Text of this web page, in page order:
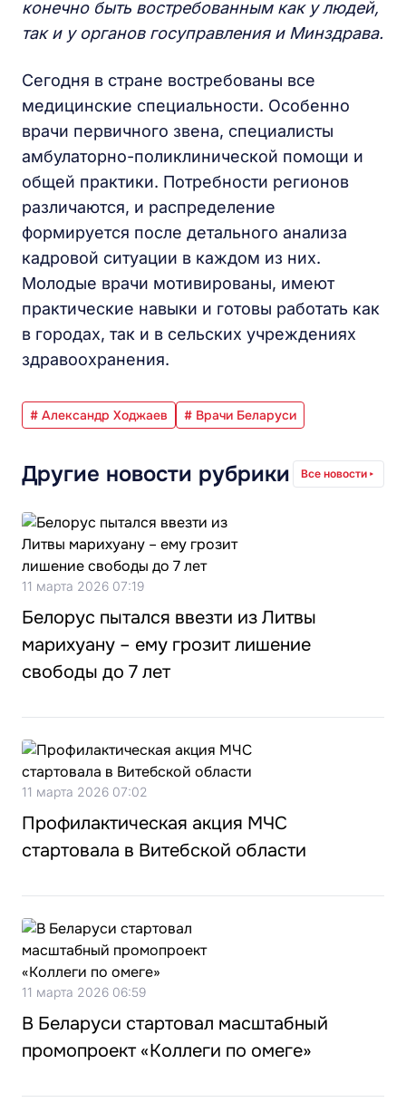
конечно быть востребованным как у людей,
так и у органов госуправления и Минздрава.
Сегодня в стране востребованы все
медицинские специальности. Особенно
врачи первичного звена, специалисты
амбулаторно-поликлинической помощи и
общей практики. Потребности регионов
различаются, и распределение
формируется после детального анализа
кадровой ситуации в каждом из них.
Молодые врачи мотивированы, имеют
практические навыки и готовы работать как
в городах, так и в сельских учреждениях
здравоохранения.
# Александр Ходжаев # Врачи Беларуси
Другие новости рубрики Все новости
11 марта 2026 07:19
Белорус пытался ввезти из Литвы
марихуану – ему грозит лишение
свободы до 7 лет
11 марта 2026 07:02
Профилактическая акция МЧС
стартовала в Витебской области
11 марта 2026 06:59
В Беларуси стартовал масштабный
промопроект «Коллеги по омеге»